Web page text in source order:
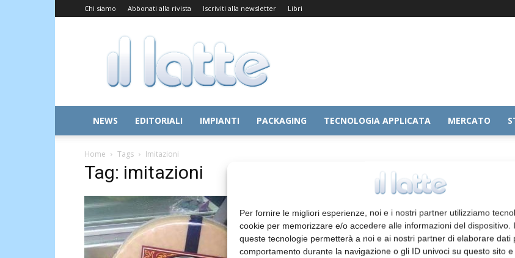
Per fornire le migliori esperienze, noi e i nostri partner utilizziamo
cookie per memorizzare e/o accedere alle informazioni del dispositivo.
queste tecnologie permetterà a noi e ai nostri partner di elaborare dati
comportamento durante la navigazione o gli ID univoci su questo sito
Chi siamo Abbonati alla rivista Iscriviti alla newsletter Libri
Il
Latte
NEWS EDITORIALI IMPIANTI PACKAGING TECNOLOGIA APPLICATA MERCATO
Home Tags Imitazioni
Tag: imitazioni